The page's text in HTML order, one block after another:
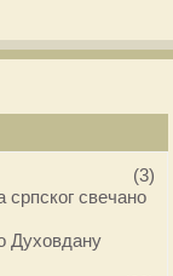
(3)
свечано
Духовдану